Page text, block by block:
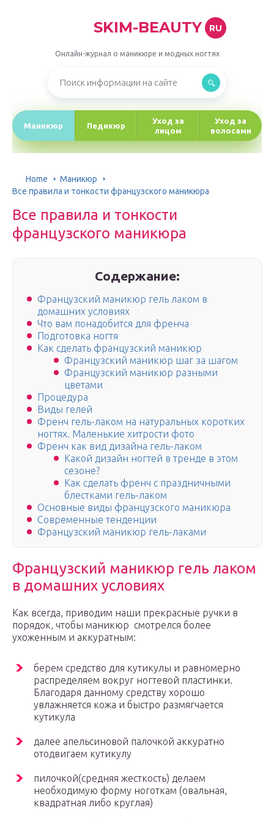
SKIM-BEAUTY RU
Онлайн-журнал о маникюре и модных ногтях
Маникюр Педикюр
Уход за
лицом
Уход за
волосами
Home
Маникюр
Все правила и тонкости французского маникюра
Все правила и тонкости
французского маникюра
Содержание:
Французский маникюр гель лаком в
домашних условиях
Что вам понадобится для френча
Подготовка ногтя
Как сделать французский маникюр
Французский маникюр шаг за шагом
Французский маникюр разными
цветами
Процедура
Виды гелей
Френч гель-лаком на натуральных коротких
ногтях. Маленькие хитрости фото
Френч как вид дизайна гель-лаком
Какой дизайн ногтей в тренде в этом
сезоне?
Как сделать френч с праздничными
блестками гель-лаком
Основные виды французского маникюра
Современные тенденции
Французский маникюр гель-лаками
Французский маникюр гель лаком
в домашних условиях
Как всегда, приводим наши прекрасные ручки в
порядок, чтобы маникюр смотрелся более
ухоженным и аккуратным:
берем средство для кутикулы и равномерно
распределяем вокруг ногтевой пластинки.
Благодаря данному средству хорошо
увлажняется кожа и быстро размягчается
кутикула
далее апельсиновой палочкой аккуратно
отодвигаем кутикулу
пилочкой(средняя жесткость) делаем
необходимую форму ноготкам (овальная,
квадратная либо круглая)